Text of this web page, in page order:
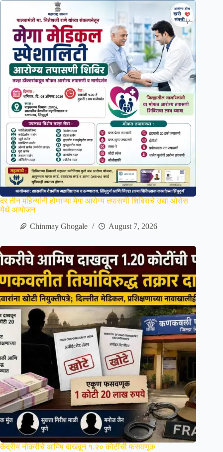
दर तीन महिन्यांनी होणाऱ्या मेगा आरोग्य तपासणी शिबिराचे उद्या ओरोस
येथे आयोजन
Chinmay Ghogale
August 7, 2026
केंद्रीय नोकरीचे आमिष दाखवून १.२० कोटींची फसवणूक